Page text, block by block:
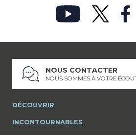
NOUS CONTACTER
NOUS SOMMES À VOTRE
DÉCOUVRIR
INCONTOURNABLES